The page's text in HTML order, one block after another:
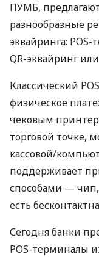
ПУМБ,
разнообразные
эквайринга:
QR-эквайринг
Классический
физическое
чековым
торговой точке,
кассовой/
поддерживает
способами — чип,
есть
Сегодня банки
POS-терминалы